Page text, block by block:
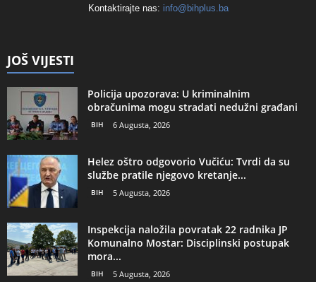
Kontaktirajte nas: info@bihplus.ba
JOŠ VIJESTI
Policija upozorava: U kriminalnim
obračunima mogu stradati nedužni građani
BIH 6 Augusta, 2026
Helez oštro odgovorio Vučiću: Tvrdi da su
službe pratile njegovo kretanje...
BIH 5 Augusta, 2026
Inspekcija naložila povratak 22 radnika JP
Komunalno Mostar: Disciplinski postupak
mora...
BIH 5 Augusta, 2026